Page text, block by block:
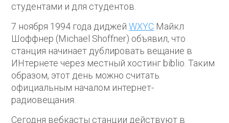
студентами и для студентов.
7 ноября 1994 года диджейWXYC Майкл
Шоффнер (Michael Shoffner) объявил, что
станция начинает дублировать вещание в
ИНтернете через местный хостинг biblio. Таким
образом, этот день можно считать
официальным началом интернет-
радиовещания.
Сегодня вебкасты станции действуют в